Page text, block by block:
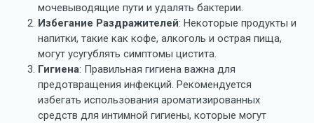
мочевыводящие пути и удалять бактерии.
Избегание Раздражителей: Некоторые продукты и
напитки, такие как кофе, алкоголь и острая пища,
могут усугублять симптомы цистита.
Гигиена: Правильная гигиена важна для
предотвращения инфекций. Рекомендуется
избегать использования ароматизированных
средств для интимной гигиены, которые могут